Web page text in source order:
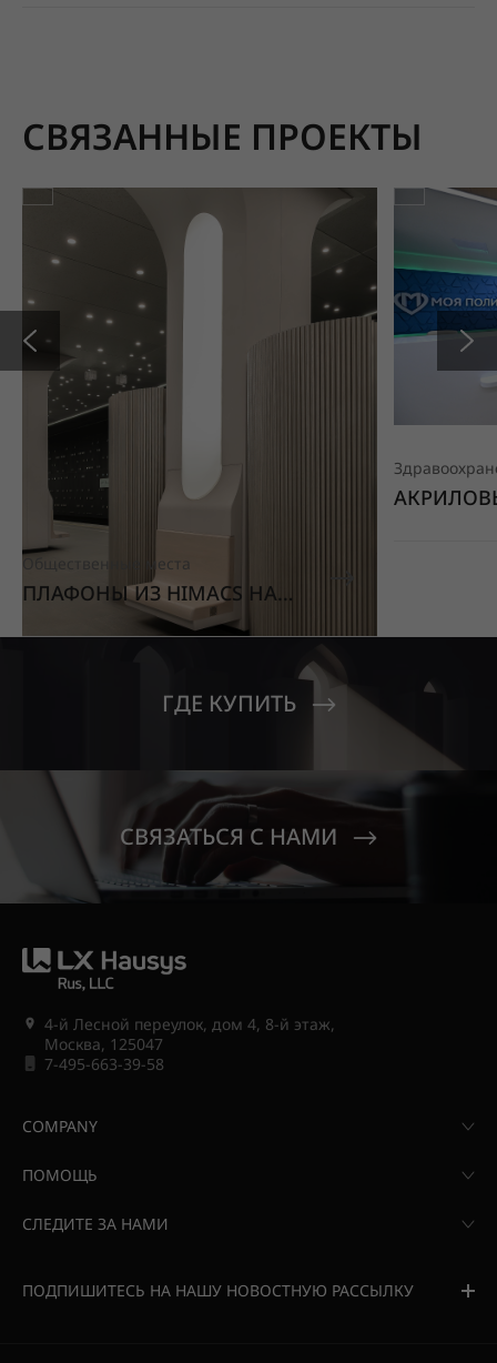
СВЯЗАННЫЕ ПРОЕКТЫ
Общественные места
ПЛАФОНЫ ИЗ HIMACS НА
СТАНЦИИ МЕТРО
«ВАВИЛОВСКАЯ»
ГДЕ КУПИТЬ
СВЯЗАТЬСЯ С НАМИ
4-й Лесной переулок, дом 4, 8-й этаж,
Москва, 125047
7-495-663-39-58
COMPANY
ПОМОЩЬ
СЛЕДИТЕ ЗА НАМИ
ПОДПИШИТЕСЬ НА НАШУ НОВОСТНУЮ РАССЫЛКУ